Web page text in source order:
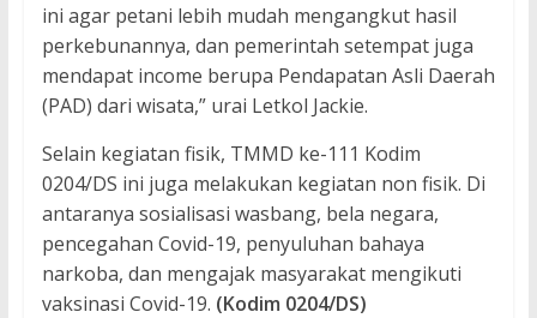
ini agar petani lebih mudah mengangkut hasil
perkebunannya, dan pemerintah setempat juga
mendapat income berupa Pendapatan Asli Daerah
(PAD) dari wisata,” urai Letkol Jackie.
Selain kegiatan fisik, TMMD ke-111 Kodim
0204/DS ini juga melakukan kegiatan non fisik. Di
antaranya sosialisasi wasbang, bela negara,
pencegahan Covid-19, penyuluhan bahaya
narkoba, dan mengajak masyarakat mengikuti
vaksinasi Covid-19. (Kodim 0204/DS)